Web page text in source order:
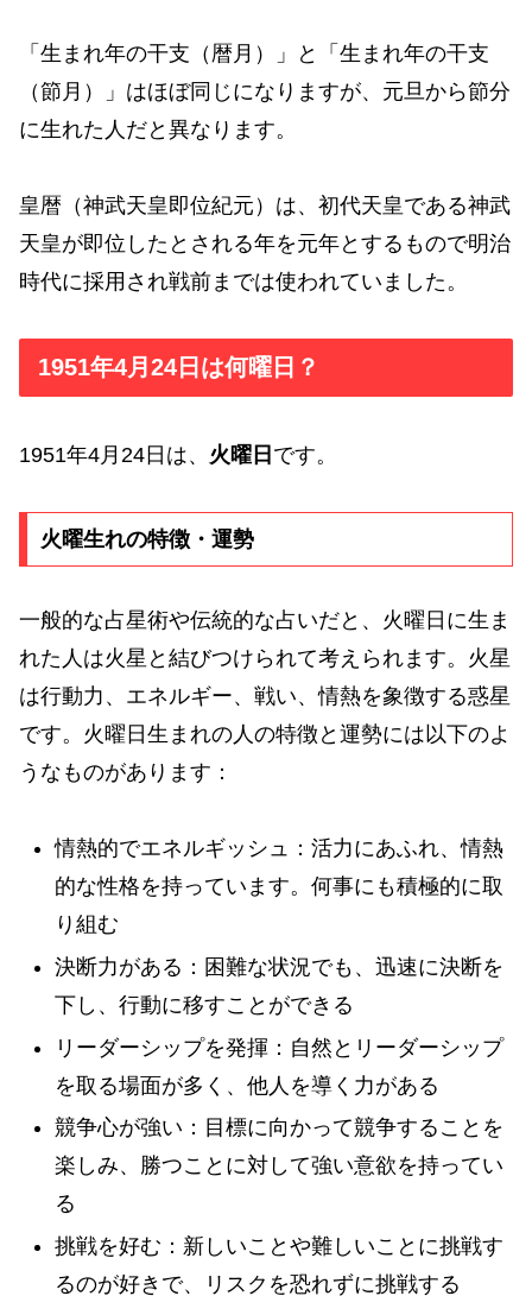
「生まれ年の干支（暦月）」と「生まれ年の干支
（節月）」はほぼ同じになりますが、元旦から節分
に生れた人だと異なります。
皇暦（神武天皇即位紀元）は、初代天皇である神武
天皇が即位したとされる年を元年とするもので明治
時代に採用され戦前までは使われていました。
1951年4月24日は何曜日？
1951年4月24日は、 火曜日 です。
火曜生れの特徴・運勢
一般的な占星術や伝統的な占いだと、火曜日に生ま
れた人は火星と結びつけられて考えられます。火星
は行動力、エネルギー、戦い、情熱を象徴する惑星
です。火曜日生まれの人の特徴と運勢には以下のよ
うなものがあります：
情熱的でエネルギッシュ：活力にあふれ、情熱
的な性格を持っています。何事にも積極的に取
り組む
決断力がある：困難な状況でも、迅速に決断を
下し、行動に移すことができる
リーダーシップを発揮：自然とリーダーシップ
を取る場面が多く、他人を導く力がある
競争心が強い：目標に向かって競争することを
楽しみ、勝つことに対して強い意欲を持ってい
る
挑戦を好む：新しいことや難しいことに挑戦す
るのが好きで、リスクを恐れずに挑戦する